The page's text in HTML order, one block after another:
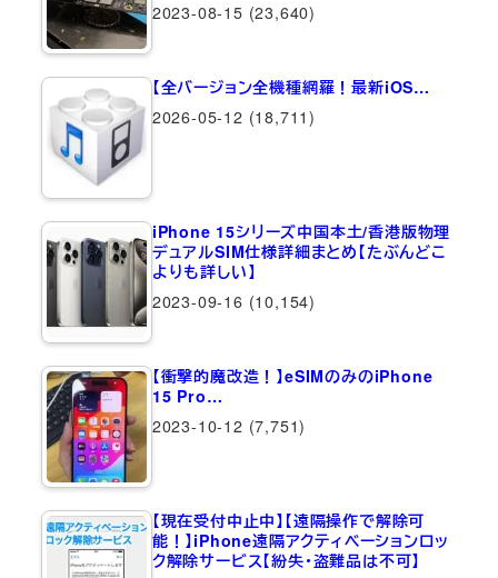
2023-08-15 (23,640)
【全バージョン全機種網羅！最新iOS…
2026-05-12 (18,711)
iPhone 15シリーズ中国本土/香港版物理
デュアルSIM仕様詳細まとめ【たぶんどこ
よりも詳しい】
2023-09-16 (10,154)
【衝撃的魔改造！】eSIMのみのiPhone
15 Pro…
2023-10-12 (7,751)
【現在受付中止中】【遠隔操作で解除可
能！】iPhone遠隔アクティベーションロッ
ク解除サービス【紛失・盗難品は不可】